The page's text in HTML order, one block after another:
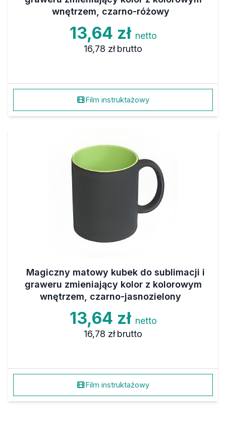
wnętrzem, czarno-różowy
13,64 zł netto
16,78 zł brutto
Film instruktażowy
Magiczny matowy kubek do sublimacji i
graweru zmieniający kolor z kolorowym
wnętrzem, czarno-jasnozielony
13,64 zł netto
16,78 zł brutto
Film instruktażowy